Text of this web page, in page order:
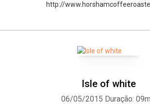
http://
Isle of white
06/05/2015 Duração: